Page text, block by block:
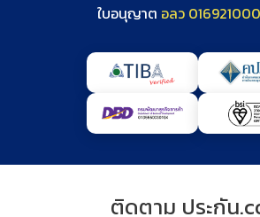
ใบอนุญาต อลว 016921000
ติดตาม ประกัน